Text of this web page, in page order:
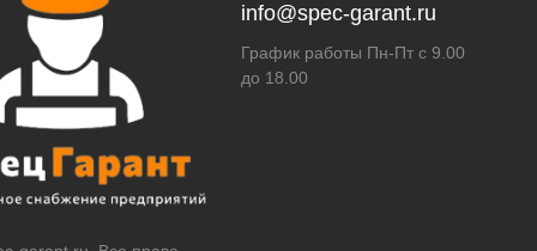
info@spec-garant.ru
График работы Пн-Пт с 9.00
до 18.00